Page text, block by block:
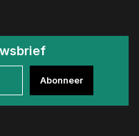
Abonneer